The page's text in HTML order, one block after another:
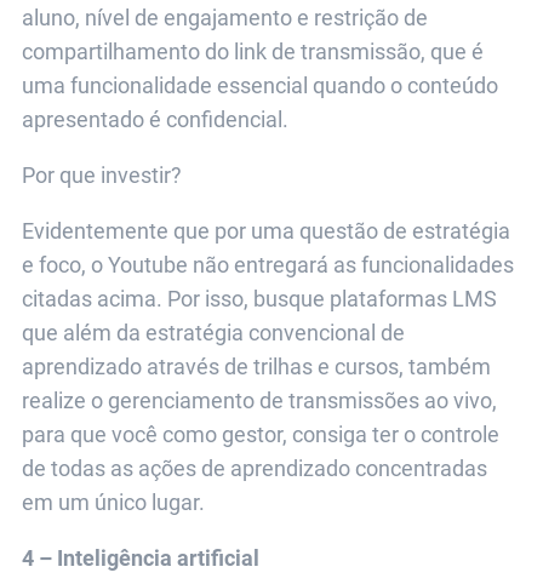
aluno, nível de engajamento e restrição de
compartilhamento do link de transmissão, que é
uma funcionalidade essencial quando o conteúdo
apresentado é confidencial.
Por que investir?
Evidentemente que por uma questão de estratégia
e foco, o Youtube não entregará as funcionalidades
citadas acima. Por isso, busque plataformas LMS
que além da estratégia convencional de
aprendizado através de trilhas e cursos, também
realize o gerenciamento de transmissões ao vivo,
para que você como gestor, consiga ter o controle
de todas as ações de aprendizado concentradas
em um único lugar.
4 – Inteligência artificial